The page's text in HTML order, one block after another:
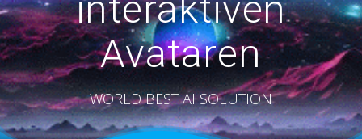
Avataren
WORLD BEST AI SOLUTION